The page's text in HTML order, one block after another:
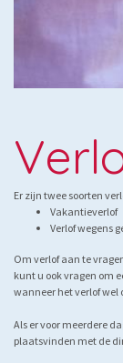
Er zijn twee soorten
Vakantieverlof
Verlof wegens
Om verlof aan te
kunt u ook vragen om
wanneer het verlof wel
Als er voor meerdere
plaatsvinden met de